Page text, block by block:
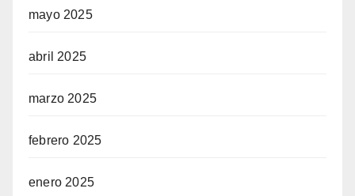
mayo 2025
abril 2025
marzo 2025
febrero 2025
enero 2025